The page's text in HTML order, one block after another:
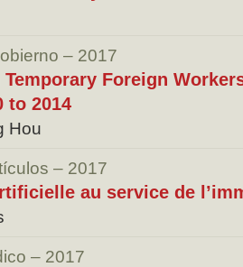
– 2017
Foreign
to 2014
Hou
– 2017
au service de
– 2017